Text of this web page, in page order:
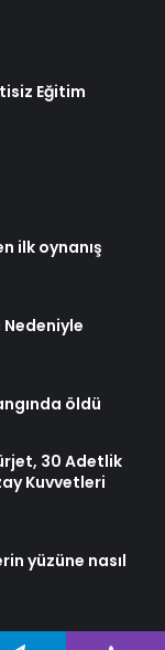
Eğitim
ilk oynanış
öldü
30 Adetlik
Kuvvetleri
yüzüne nasıl